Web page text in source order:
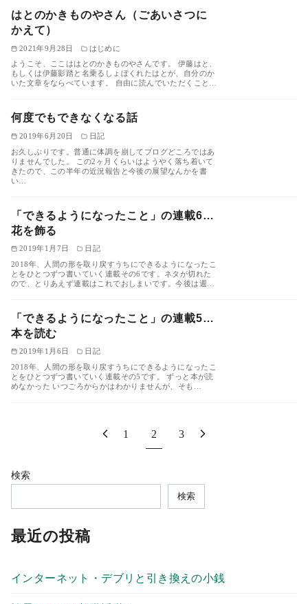
はとのかきものやさん（ごあいさつに
かえて）
2021年9月28日
はじめに
ようこそ、ここははとのかきものやさんです。 伊藤はと、
もしくは伊藤影踏と名乗るしょぼくれたはとが、自分のか
いた文章をならべています。 自由に読んでいただくこと…
何度でもできなくなる話
2019年6月20日
日記
お久しぶりです。普通に体調を崩してブログどころではあ
りませんでした。 この2ヶ月くらいはようやく落ち着いて
きたので、この半年の近況報告と今後の展望なんかを書
い…
「できるようになったこと」の連載6…
花を飾る
2019年1月7日
日記
2018年、人間の形を取り戻すうちにできるようになったこ
とをひとつずつ書いていく連載その6です。ネタが切れた
ので、とりあえず連載はこれでおしまいです。今後は週…
「できるようになったこと」の連載5…
本を読む
2019年1月6日
日記
2018年、人間の形を取り戻すうちにできるようになったこ
とをひとつずつ書いていく連載その5です。 ずっと本が読
めなかった いつごろからかはわかりませんが、そも…
1 2 3
検索
検索
最近の投稿
インターネット・デブリと引き換えの小銭